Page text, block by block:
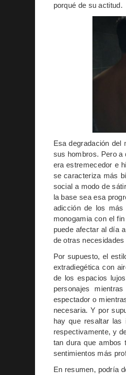
porqué de su actitud.
Esa degradación del
sus hombros. Pero
era estremecedor e
se caracteriza más
social a modo de
la base sea esa
adicción de los
monogamia con el
puede afectar al día
de otras
Por supuesto, el
extradiegética con
de los espacios
personajes
espectador o
necesaria. Y por
hay que resaltar
respectivamente, y
tan dura que ambos
sentimientos más
En resumen, podría